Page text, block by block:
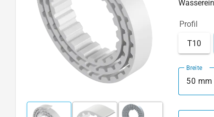
Profil
T10
Breite
50 mm